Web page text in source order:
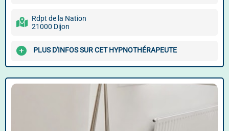
Rdpt de la Nation
21000 Dijon
PLUS D'INFOS SUR CET HYPNOTHÉRAPEUTE